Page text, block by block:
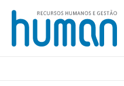
Skip
content